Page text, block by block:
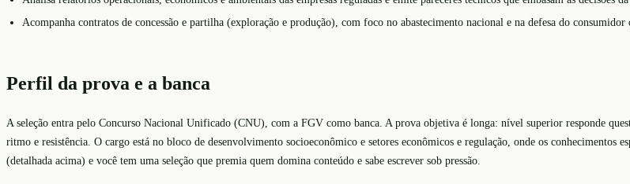
Acompanha contratos de concessão e partilha (exploração e produção), com foco no abastecimento nacional e na defesa do consumidor
Perfil da prova e a banca
A seleção entra pelo Concurso Nacional Unificado (CNU), com a FGV como banca. A prova objetiva é longa: nível superior responde
ritmo e resistência. O cargo está no bloco de desenvolvimento socioeconômico e setores econômicos e regulação, onde os conhecimentos
(detalhada acima) e você tem uma seleção que premia quem domina conteúdo e sabe escrever sob pressão.